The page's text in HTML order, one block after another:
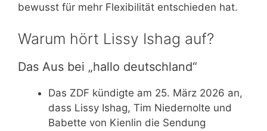
bewusst für mehr Flexibilität entschieden hat.
Warum hört Lissy Ishag auf?
Das Aus bei „hallo deutschland“
Das ZDF kündigte am 25. März 2026 an,
dass Lissy Ishag, Tim Niedernolte und
Babette von Kienlin die Sendung